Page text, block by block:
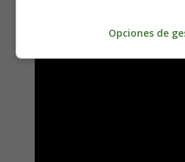
Opciones de